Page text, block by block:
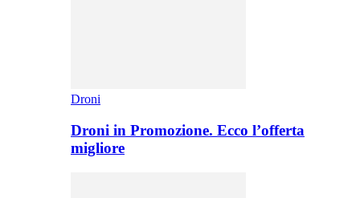
Droni
Droni in Promozione. Ecco l’offerta
migliore